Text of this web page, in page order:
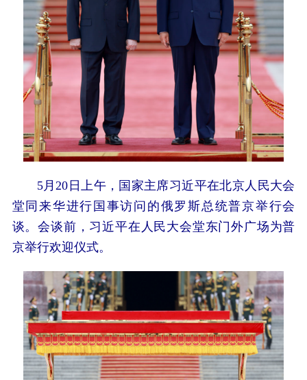
5月20日上午，国家主席习近平在北京人民大会
堂同来华进行国事访问的俄罗斯总统普京举行会
谈。会谈前，习近平在人民大会堂东门外广场为普
京举行欢迎仪式。